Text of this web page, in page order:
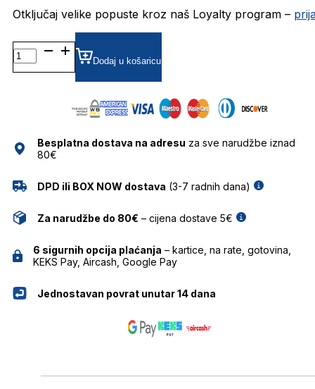
Otključaj velike popuste kroz naš Loyalty program –
GU2979 DIOPTRIJSKI
OKVIRI
GUESS
Dodaj u košaricu
Besplatna dostava na adresu za sve narudžbe iznad
80€
DPD ili BOX NOW dostava (3-7 radnih dana)
Za narudžbe do 80€ – cijena dostave 5€
6 sigurnih opcija plaćanja – kartice, na rate, gotovina,
KEKS Pay, Aircash, Google Pay
Jednostavan povrat unutar 14 dana